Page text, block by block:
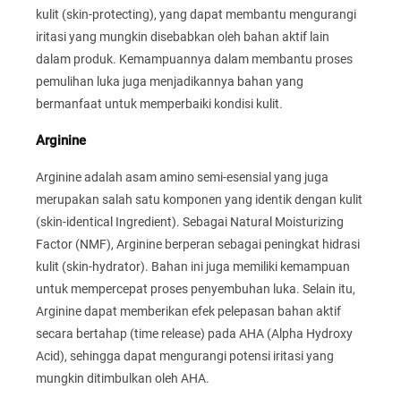
kulit (skin-protecting), yang dapat membantu mengurangi
iritasi yang mungkin disebabkan oleh bahan aktif lain
dalam produk. Kemampuannya dalam membantu proses
pemulihan luka juga menjadikannya bahan yang
bermanfaat untuk memperbaiki kondisi kulit.
Arginine
Arginine adalah asam amino semi-esensial yang juga
merupakan salah satu komponen yang identik dengan kulit
(skin-identical Ingredient). Sebagai Natural Moisturizing
Factor (NMF), Arginine berperan sebagai peningkat hidrasi
kulit (skin-hydrator). Bahan ini juga memiliki kemampuan
untuk mempercepat proses penyembuhan luka. Selain itu,
Arginine dapat memberikan efek pelepasan bahan aktif
secara bertahap (time release) pada AHA (Alpha Hydroxy
Acid), sehingga dapat mengurangi potensi iritasi yang
mungkin ditimbulkan oleh AHA.